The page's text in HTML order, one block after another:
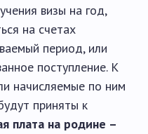
визы на год,
на счетах
период, или
поступление. К
начисляемые по ним
приняты к
плата на родине –